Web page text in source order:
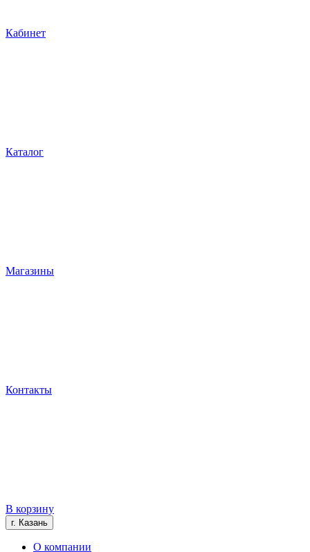
Кабинет
Каталог
Магазины
Контакты
В корзину
г. Казань
О компании